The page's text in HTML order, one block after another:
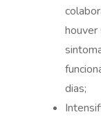
dias;